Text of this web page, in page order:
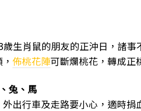
歲生肖鼠的朋友的正沖日，諸
佈桃花陣可斷爛桃花，轉成正
兔、 馬
出行車及走路要小心，適時捐